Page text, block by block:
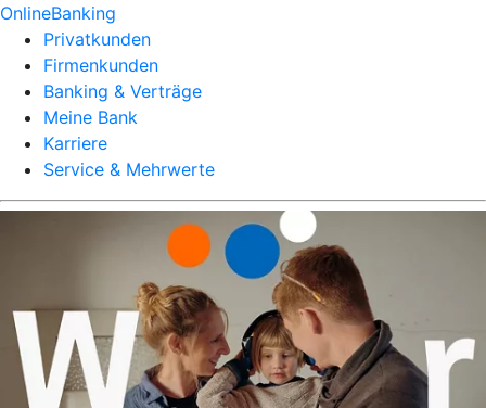
OnlineBanking
Privatkunden
Firmenkunden
Banking & Verträge
Meine Bank
Karriere
Service & Mehrwerte